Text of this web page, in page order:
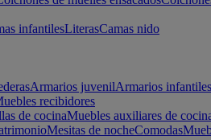
infantilesLiterasCamas nido
Armarios juvenilArmarios infantiles
recibidores
de cocinaMuebles auxiliares de
Mesitas de nocheComodas